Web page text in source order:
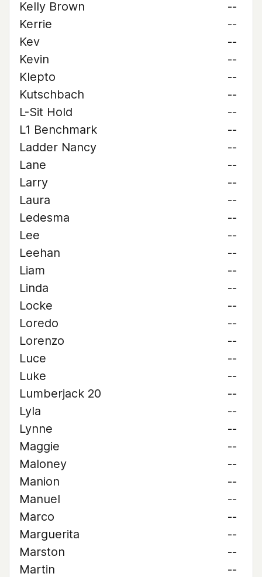
Kelly Brown
--
Kerrie
--
Kev
--
Kevin
--
Klepto
--
Kutschbach
--
L-Sit Hold
--
L1 Benchmark
--
Ladder Nancy
--
Lane
--
Larry
--
Laura
--
Ledesma
--
Lee
--
Leehan
--
Liam
--
Linda
--
Locke
--
Loredo
--
Lorenzo
--
Luce
--
Luke
--
Lumberjack 20
--
Lyla
--
Lynne
--
Maggie
--
Maloney
--
Manion
--
Manuel
--
Marco
--
Marguerita
--
Marston
--
Martin
--